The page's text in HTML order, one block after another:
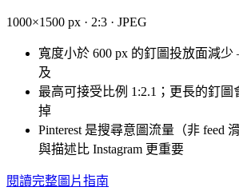
1000×1500 px · 2:3 · JPEG
寬度小於 600 px 的釘圖投放面減
及
最高可接受比例 1:2.1；更長的釘圖
掉
Pinterest 是搜尋意圖流量（非 feed
與描述比 Instagram 更重要
閱讀完整圖片指南